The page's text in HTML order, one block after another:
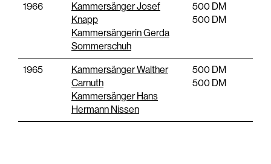
1966
Kammersänger Josef
Knapp
Kammersängerin Gerda
Sommerschuh
500 DM
500 DM
1965
Kammersänger Walther
Carnuth
Kammersänger Hans
Hermann Nissen
500 DM
500 DM